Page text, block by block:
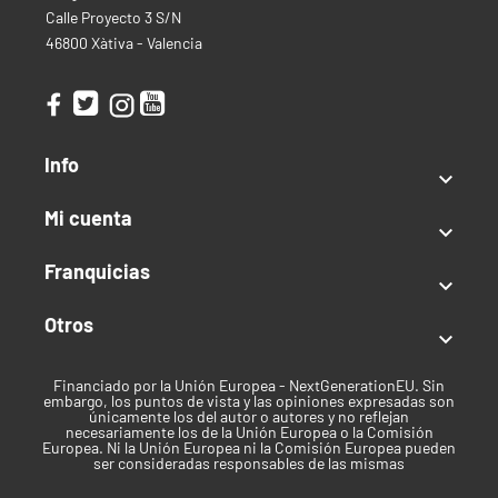
Altura:200 cm
Clima:Templado
Tipo de semilla
Equilibrado
Uso recomendado
Templado
Tiempo de cosecha
Calle Proyecto 3 S/N
46800 Xàtiva - Valencia
Info

Mi cuenta

Franquicias

Otros

Financiado por la Unión Europea - NextGenerationEU. Sin
embargo, los puntos de vista y las opiniones expresadas son
únicamente los del autor o autores y no reflejan
necesariamente los de la Unión Europea o la Comisión
Europea. Ni la Unión Europea ni la Comisión Europea pueden
ser consideradas responsables de las mismas